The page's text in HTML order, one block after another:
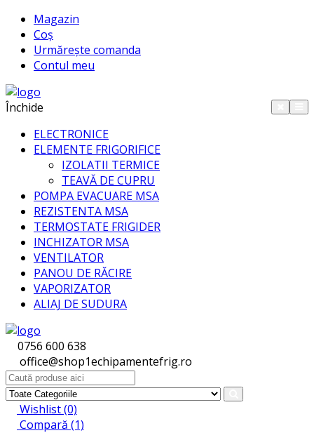
Magazin
Coș
Urmărește comanda
Contul meu
Închide
ELECTRONICE
ELEMENTE FRIGORIFICE
IZOLATII TERMICE
TEAVĂ DE CUPRU
POMPA EVACUARE MSA
REZISTENTA MSA
TERMOSTATE FRIGIDER
INCHIZATOR MSA
VENTILATOR
PANOU DE RĂCIRE
VAPORIZATOR
ALIAJ DE SUDURA
0756 600 638
office@shop1echipamentefrig.ro
Search
for:
Wishlist(0)
Compară (1)